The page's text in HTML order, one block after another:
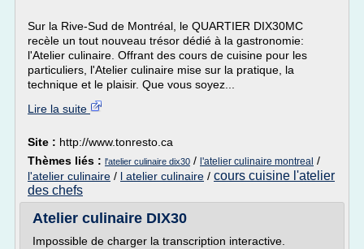
Sur la Rive-Sud de Montréal, le QUARTIER DIX30MC
recèle un tout nouveau trésor dédié à la gastronomie:
l'Atelier culinaire. Offrant des cours de cuisine pour les
particuliers, l'Atelier culinaire mise sur la pratique, la
technique et le plaisir. Que vous soyez...
Lire la suite
Site : http://www.tonresto.ca
Thèmes liés : l'atelier culinaire dix30 / l'atelier culinaire montreal /
l'atelier culinaire / l atelier culinaire / cours cuisine l'atelier
des chefs
Atelier culinaire DIX30
Impossible de charger la transcription interactive.